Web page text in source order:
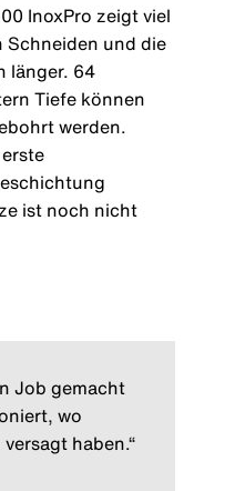
InoxPro zeigt viel
Schneiden und die
länger. 64
Tiefe können
werden.
ist noch nicht
Job gemacht
wo
haben.“